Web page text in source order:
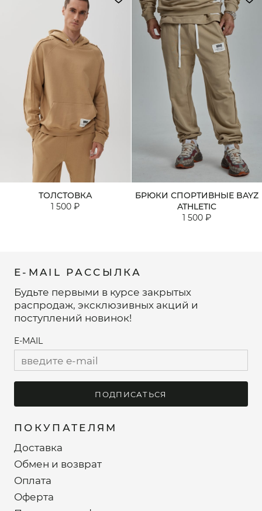
ТОЛСТОВКА
1 500 ₽
БРЮКИ СПОРТИВНЫЕ BAYZ
ATHLETIC
1 500 ₽
ПОКУПАТЕЛЯМ
Доставка
Обмен и возврат
Оплата
Оферта
E-MAIL РАССЫЛКА
Будьте первыми в курсе закрытых
распродаж, эксклюзивных акций и
поступлений новинок!
E-MAIL
ПОДПИСАТЬСЯ